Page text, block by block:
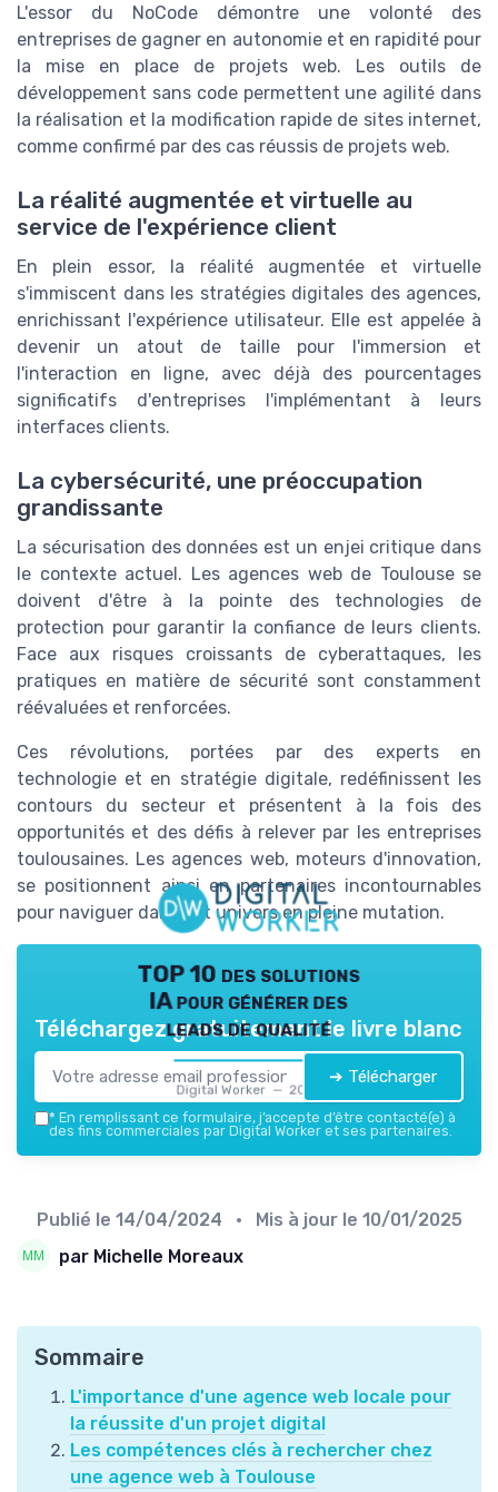
L'essor du NoCode démontre une volonté des
entreprises de gagner en autonomie et en rapidité pour
la mise en place de projets web. Les outils de
développement sans code permettent une agilité dans
la réalisation et la modification rapide de sites internet,
comme confirmé par des cas réussis de projets web.
La réalité augmentée et virtuelle au
service de l'expérience client
En plein essor, la réalité augmentée et virtuelle
s'immiscent dans les stratégies digitales des agences,
enrichissant l'expérience utilisateur. Elle est appelée à
devenir un atout de taille pour l'immersion et
l'interaction en ligne, avec déjà des pourcentages
significatifs d'entreprises l'implémentant à leurs
interfaces clients.
La cybersécurité, une préoccupation
grandissante
La sécurisation des données est un enjei critique dans
le contexte actuel. Les agences web de Toulouse se
doivent d'être à la pointe des technologies de
protection pour garantir la confiance de leurs clients.
Face aux risques croissants de cyberattaques, les
pratiques en matière de sécurité sont constamment
réévaluées et renforcées.
Ces révolutions, portées par des experts en
technologie et en stratégie digitale, redéfinissent les
contours du secteur et présentent à la fois des
opportunités et des défis à relever par les entreprises
toulousaines. Les agences web, moteurs d'innovation,
se positionnent ainsi en partenaires incontournables
pour naviguer dans cet univers en pleine mutation.
TOP 10 des solutions
IA pour générer des
leads de qualité
Digital Worker — 2026
Téléchargez gratuitement le livre blanc
➔ Télécharger
* En remplissant ce formulaire, j’accepte d’être contacté(e) à
des fins commerciales par Digital Worker et ses partenaires.
Publié le 14/04/2024 • Mis à jour le 10/01/2025
par Michelle Moreaux
Sommaire
L'importance d'une agence web locale pour
la réussite d'un projet digital
Les compétences clés à rechercher chez
une agence web à Toulouse